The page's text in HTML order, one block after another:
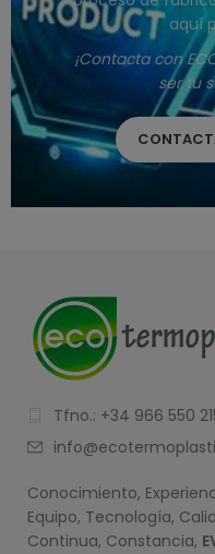
aquí
¡Contacta con
ser tu
Tfno.: +34 966 550
Conocimiento,
Equipo, Tecnología,
Continua, Constancia,